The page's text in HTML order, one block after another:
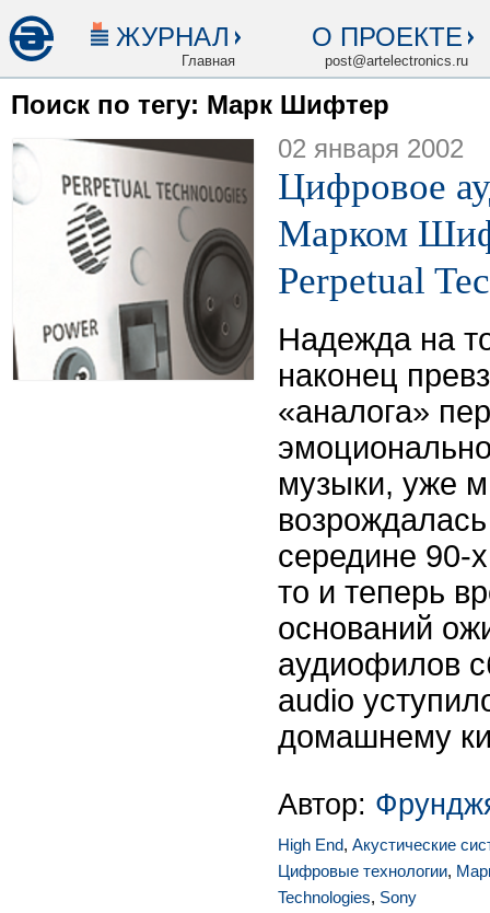
ЖУРНАЛ
Главная
О ПРОЕКТЕ
post@artelectronics.ru
Поиск по тегу: Марк Шифтер
02 января 2002
Цифровое
Марком
Perpetual
Надежда на
наконец
«аналога»
музыки, уже
середине 90-
то и теперь
оснований
аудиофилов
audio
домашнему
Автор:
High End, Акустические
Цифровые технологии,
Technologies, Sony